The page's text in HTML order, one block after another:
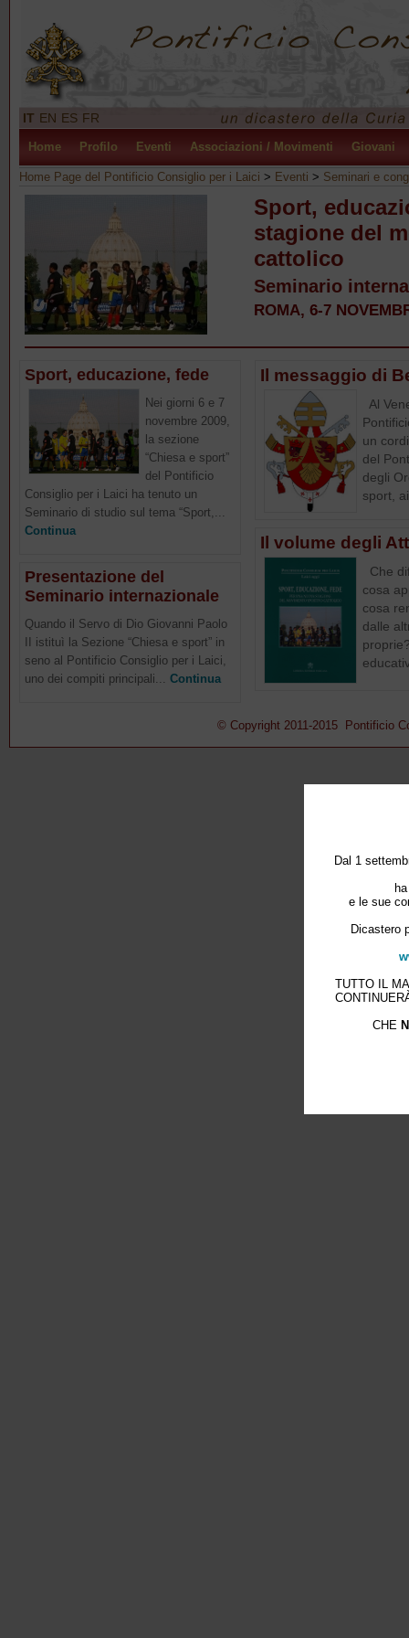
IT EN ES FR
Home Profilo Eventi Associazioni / Movimenti Giovani
Home Page del Pontificio Consiglio per i Laici > Eventi > Seminari e
Sport,
stagione del
cattolico
Seminario
ROMA, 6-7
Sport, educazione, fede
Nei giorni 6 e 7
novembre 2009,
la sezione
“Chiesa e sport”
del Pontificio
Consiglio per i Laici ha tenuto un
Seminario di studio sul tema “Sport,...
Continua
Presentazione del
Seminario internazionale
Quando il Servo di Dio Giovanni Paolo
II istituì la Sezione “Chiesa e sport” in
seno al Pontificio Consiglio per i Laici,
uno dei compiti principali... Continua
Il messaggio di
Al
un
del
degli
sport,
Il volume degli
Che
cosa
cosa
dalle
© Copyright 2011-2015 Pontificio
Dal 1
e le sue
Dicastero
TUTTO IL
CHE